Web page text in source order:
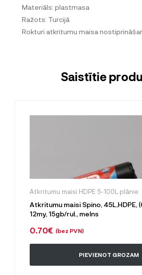
Materiāls: plastmasa
Ražots: Turcijā
Rokturi atkritumu maisa
Saistītie
Atkritumu maisi HDPE 5-100L plānie
Atkritumu maisi Spino, 45L,HDPE,
12my, 15gb/rul., melns
0.70€ (bez PVN)
PIEVIENOT GROZAM